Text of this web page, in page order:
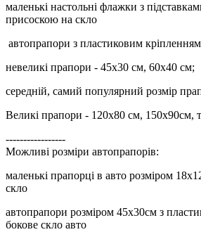
маленькі настольні флажки з
присоскою на скло
автопрапори з пластиковим
невеликі прапори - 45х30 см, 60х40 см;
середній, самий популярний розмір
Великі прапори - 120х80 см, 150х90см,
-----------------
Можливі розміри автопрапорів:
маленькі прапорці в авто розміром
скло
автопрапори розміром 45х30см з
бокове скло авто